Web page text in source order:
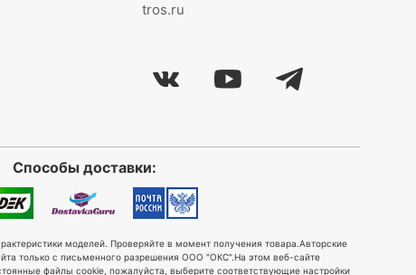
tros.ru
Способы доставки:
моделей. Проверяйте в момент получения товара. Авторские
только с письменного разрешения ООО "ОКС". На этом веб-сайте
файлы cookie, пожалуйста, выберите соответствующие настройки